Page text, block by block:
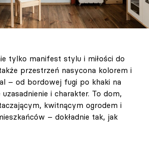
tylko manifest stylu i miłości do
przestrzeń nasycona kolorem i
– od bordowej fugi po khaki na
i charakter. To dom,
kwitnącym ogrodem i
– dokładnie tak, jak